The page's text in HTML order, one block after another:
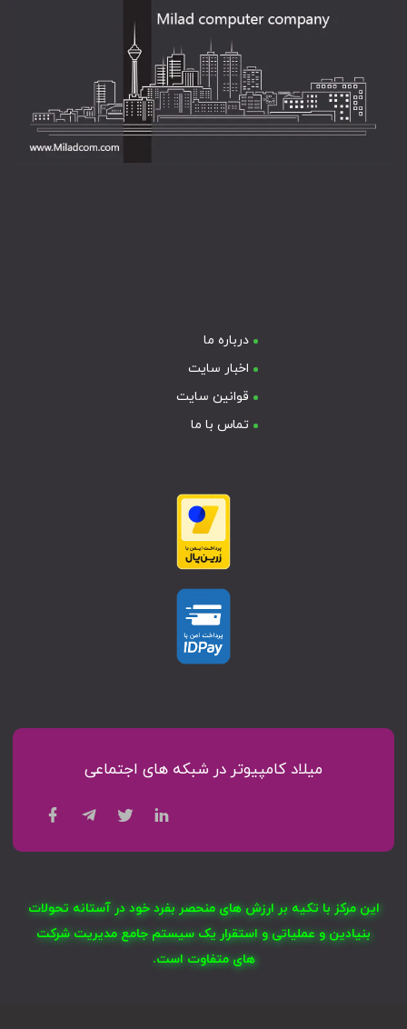
درباره ما
اخبار سایت
قوانین سایت
تماس با ما
میلاد کامپیوتر در شبکه های اجتماعی
این مرکز با تکیه بر ارزش های منحصر بفرد خود در آستانه تحولات
بنیادین و عملیاتی و استقرار یک سیستم جامع مدیریت شرکت
های متفاوت است.